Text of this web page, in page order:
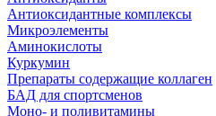
Антиоксидантные комплексы
Микроэлементы
Аминокислоты
Куркумин
Препараты содержащие коллаген
БАД для спортсменов
Моно- и поливитамины